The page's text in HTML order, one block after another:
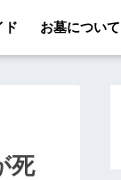
ド お墓について
死